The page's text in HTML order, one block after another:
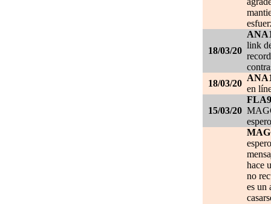
18/03/20
link
18/03/20
en
15/03/20
hace
no
es un